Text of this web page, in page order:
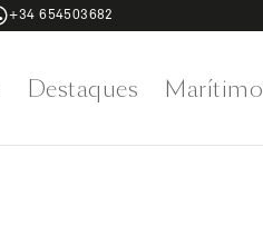
+34 654503682
Destaques